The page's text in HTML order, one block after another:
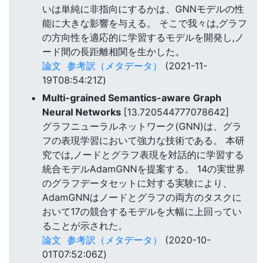
いは単純に非指向にするかは、GNNモデルの性
能に大きな影響を与える。 そこで我々は,グラフ
の方向性を適応的に学習するモデルを開発し,ノ
ード間の長距離相関を生かした。
論文 参考訳（メタデータ）
(2021-11-
19T08:54:21Z)
Multi-grained Semantics-aware Graph
Neural Networks [13.720544777078642]
グラフニューラルネットワーク(GNN)は、グラ
フの表現学習において強力な技術である。 本研
究では,ノードとグラフ表現を対話的に学習する
統合モデルAdamGNNを提案する。 14の実世界
のグラフデータセットに対する実験により、
AdamGNNはノードとグラフの両方のタスクに
おいて17の競合するモデルを大幅に上回ってい
ることが示された。
論文 参考訳（メタデータ）
(2020-10-
01T07:52:06Z)